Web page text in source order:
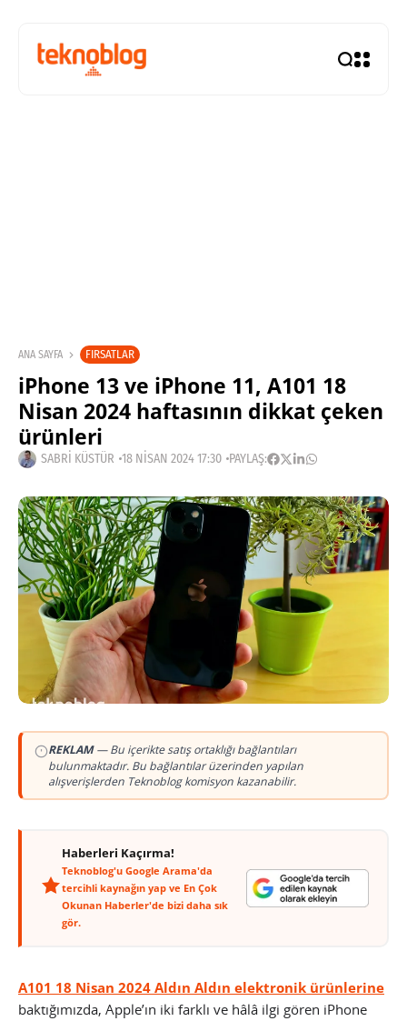
ANA SAYFA FIRSATLAR
iPhone 13 ve iPhone 11, A101 18
Nisan 2024 haftasının dikkat çeken
ürünleri
SABRI KÜSTÜR 18 NISAN 2024 17:30 PAYLAŞ:
REKLAM— Bu içerikte satış ortaklığı bağlantıları
bulunmaktadır. Bu bağlantılar üzerinden yapılan
alışverişlerden Teknoblog komisyon kazanabilir.
Haberleri Kaçırma!
Teknoblog'u Google Arama'da
tercihli kaynağın yap ve En Çok
Okunan Haberler'de bizi daha sık
gör.
A101 18 Nisan 2024 Aldın Aldın elektronik ürünlerine
baktığımızda, Apple’ın iki farklı ve hâlâ ilgi gören iPhone